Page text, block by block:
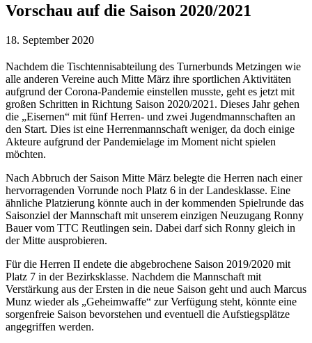
Vorschau auf die Saison 2020/2021
18. September 2020
Nachdem die Tischtennisabteilung des Turnerbunds Metzingen wie
alle anderen Vereine auch Mitte März ihre sportlichen Aktivitäten
aufgrund der Corona-Pandemie einstellen musste, geht es jetzt mit
großen Schritten in Richtung Saison 2020/2021. Dieses Jahr gehen
die „Eisernen“ mit fünf Herren- und zwei Jugendmannschaften an
den Start. Dies ist eine Herrenmannschaft weniger, da doch einige
Akteure aufgrund der Pandemielage im Moment nicht spielen
möchten.
Nach Abbruch der Saison Mitte März belegte die Herren nach einer
hervorragenden Vorrunde noch Platz 6 in der Landesklasse. Eine
ähnliche Platzierung könnte auch in der kommenden Spielrunde das
Saisonziel der Mannschaft mit unserem einzigen Neuzugang Ronny
Bauer vom TTC Reutlingen sein. Dabei darf sich Ronny gleich in
der Mitte ausprobieren.
Für die Herren II endete die abgebrochene Saison 2019/2020 mit
Platz 7 in der Bezirksklasse. Nachdem die Mannschaft mit
Verstärkung aus der Ersten in die neue Saison geht und auch Marcus
Munz wieder als „Geheimwaffe“ zur Verfügung steht, könnte eine
sorgenfreie Saison bevorstehen und eventuell die Aufstiegsplätze
angegriffen werden.